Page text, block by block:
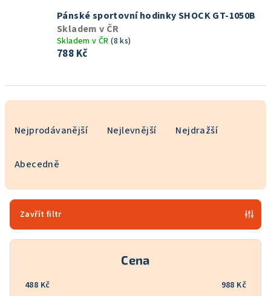
Pánské sportovní hodinky SHOCK GT-1050B
Skladem v ČR
Skladem v ČR(8 ks)
788 Kč
r
o
Nejprodávanější Nejlevnější Nejdražší
Abecedně
Zavřít filtr
Cena
488 Kč 988 Kč